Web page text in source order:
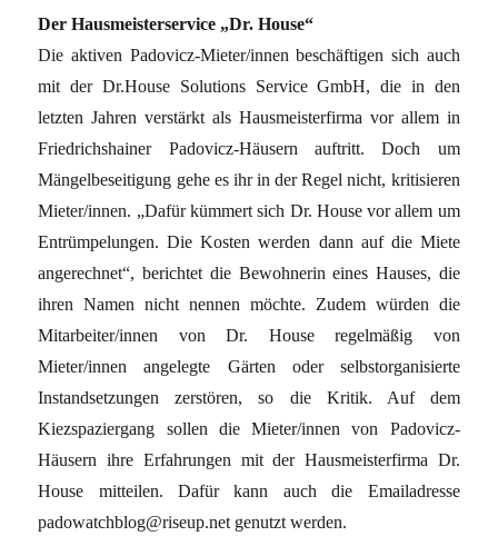
Der Hausmeisterservice „Dr. House“
Die aktiven Padovicz-Mieter/innen beschäftigen sich auch
mit der Dr.House Solutions Service GmbH, die in den
letzten Jahren verstärkt als Hausmeisterfirma vor allem in
Friedrichshainer Padovicz-Häusern auftritt. Doch um
Mängelbeseitigung gehe es ihr in der Regel nicht, kritisieren
Mieter/innen. „Dafür kümmert sich Dr. House vor allem um
Entrümpelungen. Die Kosten werden dann auf die Miete
angerechnet“, berichtet die Bewohnerin eines Hauses, die
ihren Namen nicht nennen möchte. Zudem würden die
Mitarbeiter/innen von Dr. House regelmäßig von
Mieter/innen angelegte Gärten oder selbstorganisierte
Instandsetzungen zerstören, so die Kritik. Auf dem
Kiezspaziergang sollen die Mieter/innen von Padovicz-
Häusern ihre Erfahrungen mit der Hausmeisterfirma Dr.
House mitteilen. Dafür kann auch die Emailadresse
padowatchblog@riseup.net genutzt werden.